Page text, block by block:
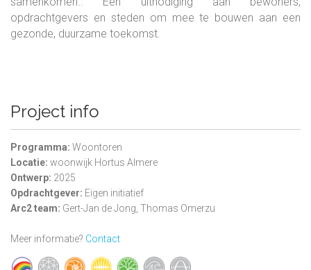
opdrachtgevers en steden om mee te bouwen aan een
gezonde, duurzame toekomst.
Project info
Programma: Woontoren
Locatie: woonwijk Hortus Almere
Ontwerp: 2025
Opdrachtgever: Eigen initiatief
Arc2 team: Gert-Jan de Jong, Thomas Omerzu
Meer informatie? Contact